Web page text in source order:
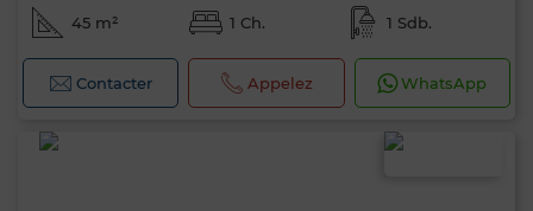
45 m² 1 Ch. 1 Sdb.
Contacter Appelez WhatsApp